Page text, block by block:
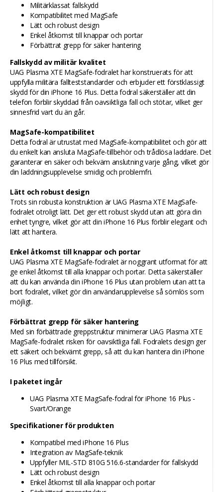
Militärklassat fallskydd
Kompatibilitet med MagSafe
Lätt och robust design
Enkel åtkomst till knappar och portar
Förbättrat grepp för säker hantering
Fallskydd av militär kvalitet
UAG Plasma XTE MagSafe-fodralet har konstruerats för att
uppfylla militära fallteststandarder och erbjuder ett förstklassigt
skydd för din iPhone 16 Plus. Detta fodral säkerställer att din
telefon förblir skyddad från oavsiktliga fall och stötar, vilket ger
sinnesfrid vart du än går.
MagSafe-kompatibilitet
Detta fodral är utrustat med MagSafe-kompatibilitet och gör att
du enkelt kan ansluta MagSafe-tillbehör och trådlösa laddare. Det
garanterar en säker och bekväm anslutning varje gång, vilket gör
din laddningsupplevelse smidig och problemfri.
Lätt och robust design
Trots sin robusta konstruktion är UAG Plasma XTE MagSafe-
fodralet otroligt lätt. Det ger ett robust skydd utan att göra din
enhet tyngre, vilket gör att din iPhone 16 Plus förblir elegant och
lätt att hantera.
Enkel åtkomst till knappar och portar
UAG Plasma XTE MagSafe-fodralet är noggrant utformat för att
ge enkel åtkomst till alla knappar och portar. Detta säkerställer
att du kan använda din iPhone 16 Plus utan problem utan att ta
bort fodralet, vilket gör din användarupplevelse så sömlös som
möjligt.
Förbättrat grepp för säker hantering
Med sin förbättrade greppstruktur minimerar UAG Plasma XTE
MagSafe-fodralet risken för oavsiktliga fall. Fodralets design ger
ett säkert och bekvämt grepp, så att du kan hantera din iPhone
16 Plus med tillförsikt.
I paketet ingår
UAG Plasma XTE MagSafe-fodral för iPhone 16 Plus -
Svart/Orange
Specifikationer för produkten
Kompatibel med iPhone 16 Plus
Integration av MagSafe-teknik
Uppfyller MIL-STD 810G 516.6-standarder för fallskydd
Lätt och robust design
Enkel åtkomst till alla knappar och portar